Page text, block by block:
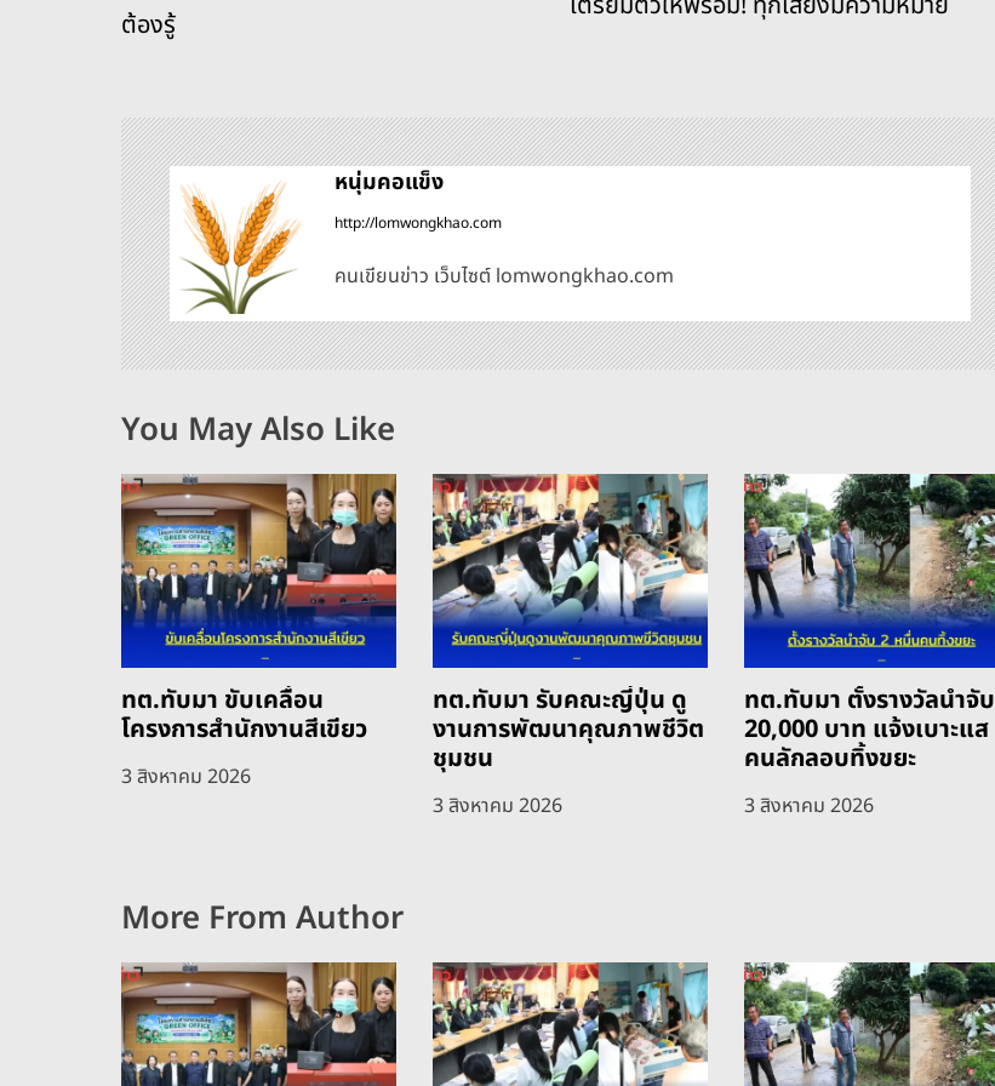
o
น
แ
น
ว
เ
รื่
อ
ง
ต้องรู้
หนุ่มคอแข็ง
http://lomwongkhao.com
คนเขียนข่าว เว็บไซต์ lomwongkhao.com
You May Also Like
ทต.ทับมา ขับเคลื่อน
โครงการสำนักงานสีเขียว
3 สิงหาคม 2026
ทต.ทับมา รับคณะญี่ปุ่น ดู
งานการพัฒนาคุณภาพชีวิต
ชุมชน
3 สิงหาคม 2026
ทต.ทับมา ตั้งรางวัลนำจับ
20,000 บาท แจ้งเบาะแส
คนลักลอบทิ้งขยะ
3 สิงหาคม 2026
More From Author